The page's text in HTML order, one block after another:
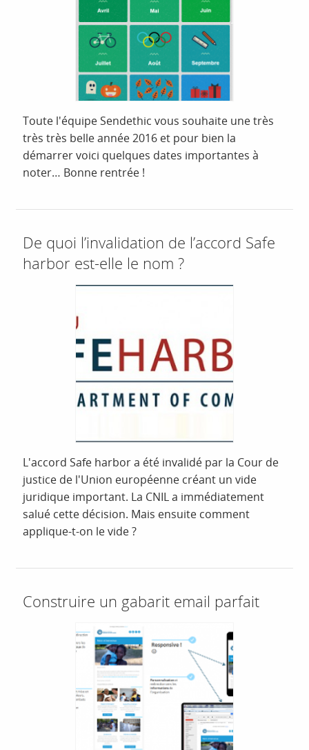
Toute l'équipe Sendethic vous souhaite une très
très très belle année 2016 et pour bien la
démarrer voici quelques dates importantes à
noter… Bonne rentrée !
De quoi l’invalidation de l’accord Safe
harbor est-elle le nom ?
L'accord Safe harbor a été invalidé par la Cour de
justice de l'Union européenne créant un vide
juridique important. La CNIL a immédiatement
salué cette décision. Mais ensuite comment
applique-t-on le vide ?
Construire un gabarit email parfait